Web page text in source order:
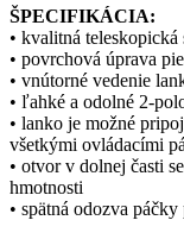
ŠPECIFIKÁCIA:
• kvalitná teleskopická
• povrchová úprava
• vnútorné vedenie
• ľahké a odolné 2-
• lanko je možné
všetkými ovládacími
• otvor v dolnej časti
hmotnosti
• spätná odozva